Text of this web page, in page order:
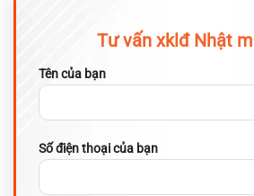
Tư vấn xklđ Nhật
Tên của bạn
Số điện thoại của bạn